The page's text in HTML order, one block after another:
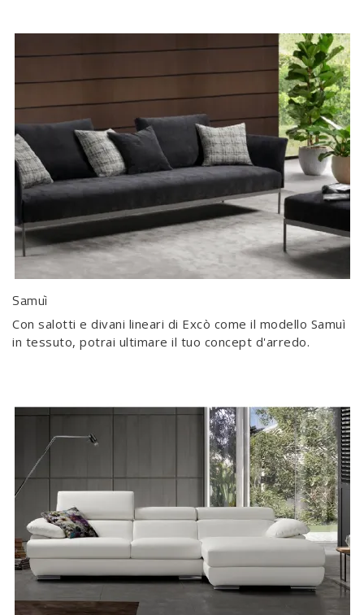
Samuì
Con salotti e divani lineari di Excò come il modello Samuì
in tessuto, potrai ultimare il tuo concept d'arredo.